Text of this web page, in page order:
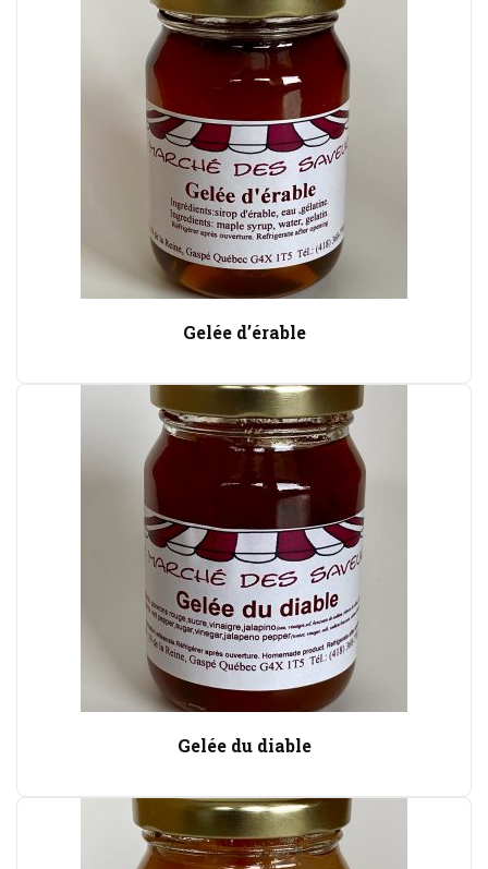
Gelée d’érable
Gelée du diable